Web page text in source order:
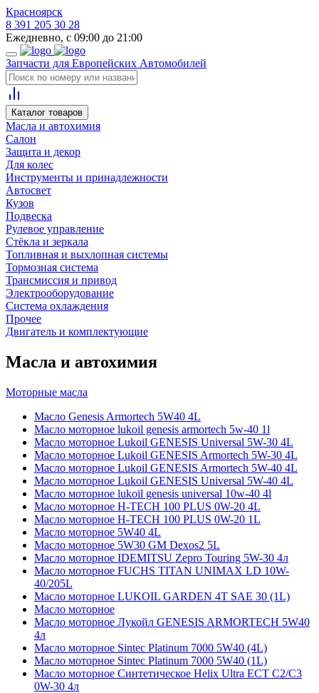
Красноярск
8 391 205 30 28
Ежедневно, с 09:00 до 21:00
Запчасти для Европейских Автомобилей
Каталог товаров
Масла и автохимия
Салон
Защита и декор
Для колес
Инструменты и принадлежности
Автосвет
Кузов
Подвеска
Рулевое управление
Стёкла и зеркала
Топливная и выхлопная системы
Тормозная система
Трансмиссия и привод
Электрооборудование
Система охлаждения
Прочее
Двигатель и комплектующие
Масла и автохимия
Моторные масла
Масло Genesis Armortech 5W40 4L
Масло моторное lukoil genesis armortech 5w-40 1l
Масло моторное Lukoil GENESIS Universal 5W-30 4L
Масло моторное Lukoil GENESIS Armortech 5W-30 4L
Масло моторное Lukoil GENESIS Armortech 5W-40 4L
Масло моторное Lukoil GENESIS Universal 5W-40 4L
Масло моторное lukoil genesis universal 10w-40 4l
Масло моторное H-TECH 100 PLUS 0W-20 4L
Масло моторное H-TECH 100 PLUS 0W-20 1L
Масло моторное 5W40 4L
Масло моторное 5W30 GM Dexos2 5L
Масло моторное IDEMITSU Zepro Touring 5W-30 4л
Масло моторное FUCHS TITAN UNIMAX LD 10W-
40/205L
Масло моторное LUKOIL GARDEN 4Т SAE 30 (1L)
Масло моторное
Масло моторное Лукойл GENESIS ARMORTECH 5W40
4л
Масло моторное Sintec Platinum 7000 5W40 (4L)
Масло моторное Sintec Platinum 7000 5W40 (1L)
Масло моторное Синтетическое Helix Ultra ECT C2/C3
0W-30 4л